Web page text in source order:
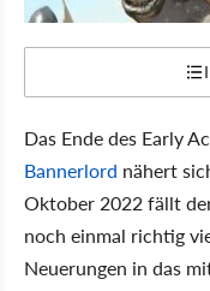
Das Ende des Early
Bannerlord nähert
Oktober 2022 fällt
noch einmal richtig
Neuerungen in das